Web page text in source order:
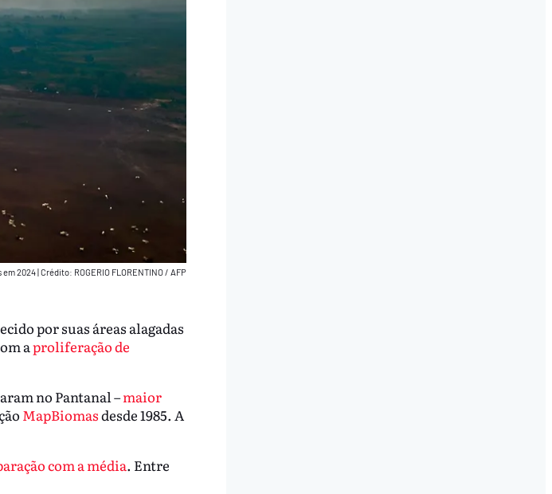
em 2024|Crédito: ROGERIO FLORENTINO / AFP
por suas áreas alagadas
aproliferação de
no Pantanal –maior
MapBiomasdesde 1985. A
com a média. Entre